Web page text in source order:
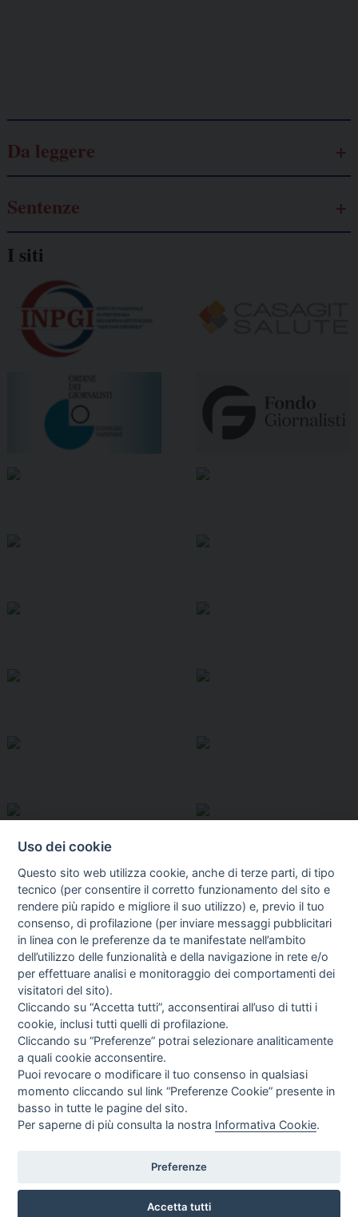
Da leggere
Sentenze
I siti
I libri Vedi tutti
Direttrice Responsabile: Alessandra Costante | Registrazione al Tribunale Civile
Uso dei cookie
Questo sito web utilizza cookie, anche di terze parti, di tipo
tecnico (per consentire il corretto funzionamento del sito e
rendere più rapido e migliore il suo utilizzo) e, previo il tuo
consenso, di profilazione (per inviare messaggi pubblicitari
in linea con le preferenze da te manifestate nell’ambito
dell’utilizzo delle funzionalità e della navigazione in rete e/o
per effettuare analisi e monitoraggio dei comportamenti dei
visitatori del sito).
Cliccando su “Accetta tutti”, acconsentirai all’uso di tutti i
cookie, inclusi tutti quelli di profilazione.
Cliccando su “Preferenze” potrai selezionare analiticamente
a quali cookie acconsentire.
Puoi revocare o modificare il tuo consenso in qualsiasi
momento cliccando sul link “Preferenze Cookie” presente in
basso in tutte le pagine del sito.
Per saperne di più consulta la nostra Informativa Cookie.
Preferenze
Accetta tutti